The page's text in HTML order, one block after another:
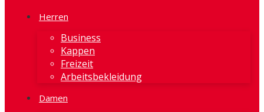
Herren
Business
Kappen
Freizeit
Arbeitsbekleidung
Damen